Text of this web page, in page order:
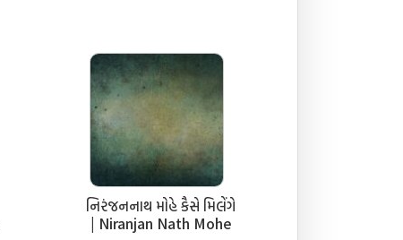
નિરંજનનાથ મોહે કૈસે મિલેંગે
| Niranjan Nath Mohe